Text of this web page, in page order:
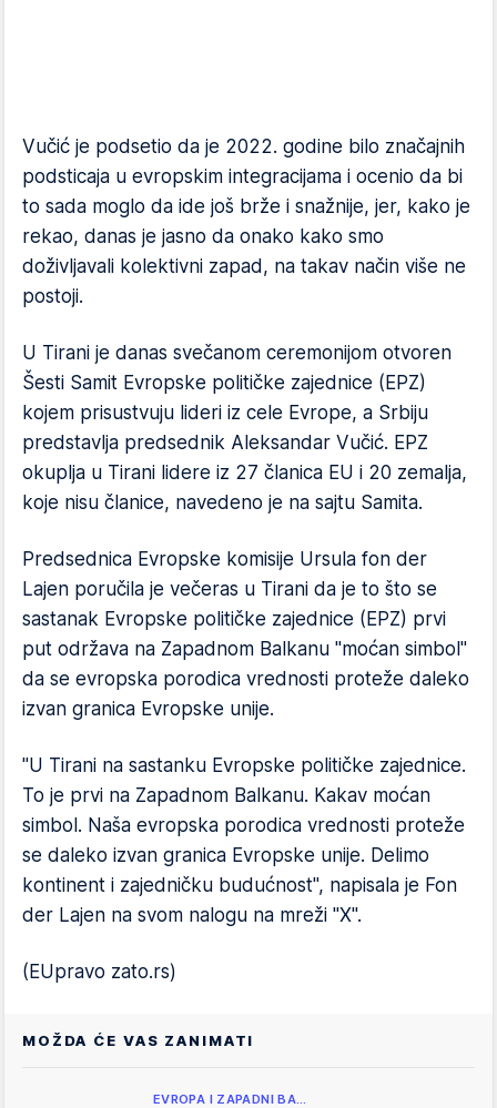
Vučić je podsetio da je 2022. godine bilo značajnih
podsticaja u evropskim integracijama i ocenio da bi
to sada moglo da ide još brže i snažnije, jer, kako je
rekao, danas je jasno da onako kako smo
doživljavali kolektivni zapad, na takav način više ne
postoji.
U Tirani je danas svečanom ceremonijom otvoren
Šesti Samit Evropske političke zajednice (EPZ)
kojem prisustvuju lideri iz cele Evrope, a Srbiju
predstavlja predsednik Aleksandar Vučić. EPZ
okuplja u Tirani lidere iz 27 članica EU i 20 zemalja,
koje nisu članice, navedeno je na sajtu Samita.
Predsednica Evropske komisije Ursula fon der
Lajen poručila je večeras u Tirani da je to što se
sastanak Evropske političke zajednice (EPZ) prvi
put održava na Zapadnom Balkanu "moćan simbol"
da se evropska porodica vrednosti proteže daleko
izvan granica Evropske unije.
"U Tirani na sastanku Evropske političke zajednice.
To je prvi na Zapadnom Balkanu. Kakav moćan
simbol. Naša evropska porodica vrednosti proteže
se daleko izvan granica Evropske unije. Delimo
kontinent i zajedničku budućnost", napisala je Fon
der Lajen na svom nalogu na mreži "X".
(EUpravo zato.rs)
MOŽDA ĆE VAS ZANIMATI
EVROPA I ZAPADNI BA…